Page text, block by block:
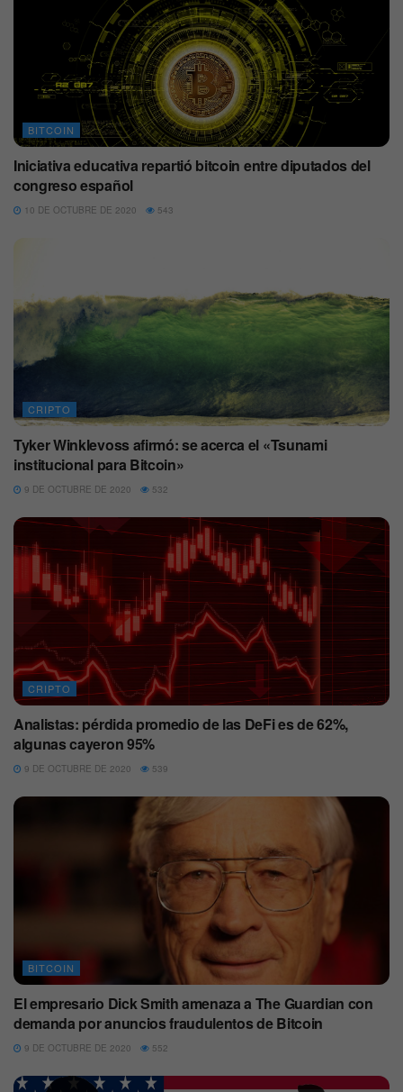
BITCOIN
Iniciativa educativa repartió bitcoin entre diputados del
congreso español
10 DE OCTUBRE DE 2020 543
CRIPTO
Tyker Winklevoss afirmó: se acerca el «Tsunami
institucional para Bitcoin»
9 DE OCTUBRE DE 2020 532
CRIPTO
Analistas: pérdida promedio de las DeFi es de 62%,
algunas cayeron 95%
9 DE OCTUBRE DE 2020 539
BITCOIN
El empresario Dick Smith amenaza a The Guardian con
demanda por anuncios fraudulentos de Bitcoin
9 DE OCTUBRE DE 2020 552